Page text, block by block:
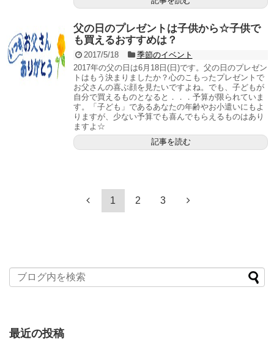
父の日のプレゼントは子供から☆子供で
も買えるおすすめは？
2017/5/18
季節のイベント
2017年の父の日は6月18日(日)です。父の日のプレゼン
トはもう決まりましたか？心のこもったプレゼントで
お父さんの喜ぶ顔を見たいですよね。でも、子どもが
自分で買えるものとなると．．．予算が限られていま
す。「子ども」であるあなたの年齢やお小遣いにもよ
りますが、少ない予算でも喜んでもらえるものはあり
ますよ☆
記事を読む
1 2 3
最近の投稿